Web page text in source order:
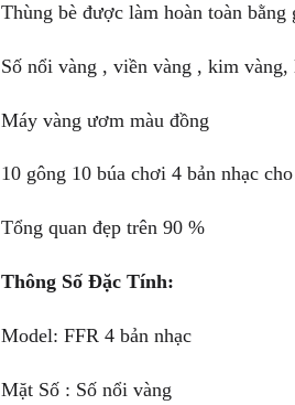
Thùng bè được làm hoàn toàn
Số nổi vàng , viền vàng , kim vàng,
Máy vàng ươm màu đồng
10 gông 10 búa chơi 4 bản nhạc
Tổng quan đẹp trên 90 %
Thông Số Đặc Tính:
Model: FFR 4 bản nhạc
Mặt Số : Số nổi vàng